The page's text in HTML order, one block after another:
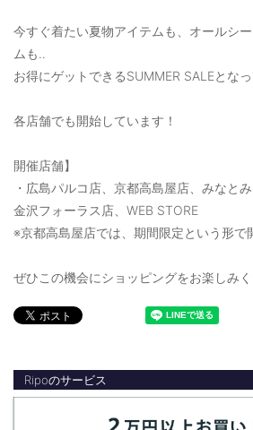
特定商取引法に基づく表記
ご利用規約
お問い合わせ
今すぐ着たい夏物アイテムも、オールシ
ムも‥
お得にゲットできるSUMMER SALEとなっ
各店舗でも開始しています！
開催店舗】
・広島パルコ店、京都高島屋店、みなと
金沢フォーラス店、WEB STORE
※京都高島屋店では、期間限定という形で
ぜひこの機会にショッピングをお楽しみく
Ripoのサービス